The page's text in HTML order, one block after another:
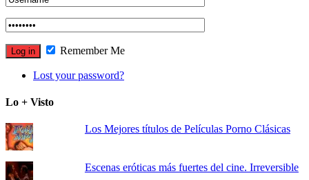
Remember Me
Lost your password?
Lo + Visto
Los Mejores títulos de Películas Porno Clásicas
Escenas eróticas más fuertes del cine. Irreversible